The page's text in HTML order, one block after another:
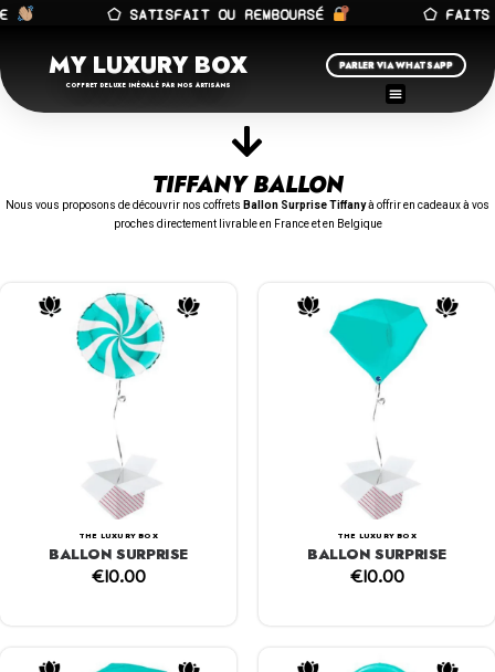
⬠ SATISFAIT OU REMBOURSÉ ⬠ FAITS
MY LUXURY BOX
COFFRET DELUXE INÉGALÉ PAR NOS ARTISANS
PARLER VIA WHATSAPP
TIFFANY BALLON
Nous vous proposons de découvrir nos coffrets Ballon Surprise Tiffanyà offrir en cadeaux à vos
proches directement livrable en France et en Belgique
THE LUXURY BOX
BALLON SURPRISE
€10.00
THE LUXURY BOX
BALLON SURPRISE
€10.00